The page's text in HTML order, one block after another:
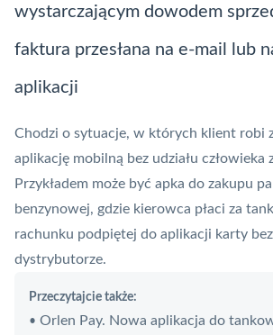
wystarczającym dowodem
faktura przesłana na e-mail lub
aplikacji
Chodzi o sytuacje, w których klient robi
aplikację mobilną bez udziału człowieka
Przykładem może być apka do zakupu
benzynowej, gdzie kierowca płaci za
rachunku podpiętej do aplikacji karty
dystrybutorze.
Przeczytajcie także:
• Orlen Pay. Nowa aplikacja do